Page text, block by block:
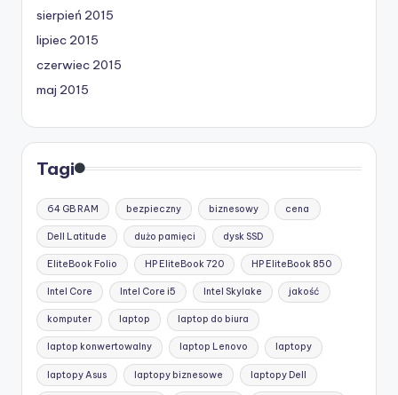
sierpień 2015
lipiec 2015
czerwiec 2015
maj 2015
Tagi
64 GB RAM bezpieczny biznesowy cena
Dell Latitude dużo pamięci dysk SSD
EliteBook Folio HP EliteBook 720 HP EliteBook 850
Intel Core Intel Core i5 Intel Skylake jakość
komputer laptop laptop do biura
laptop konwertowalny laptop Lenovo laptopy
laptopy Asus laptopy biznesowe laptopy Dell